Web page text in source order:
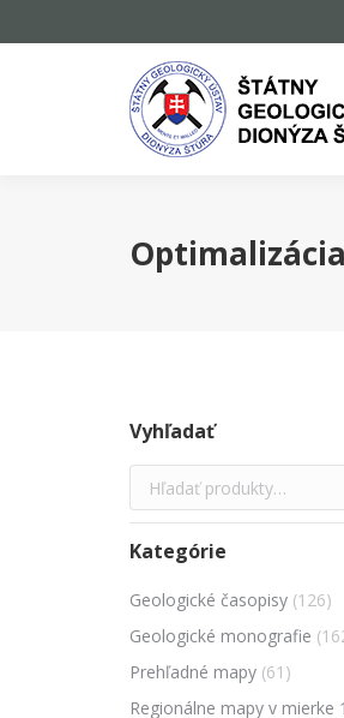
Vyhľadať
Kategórie
Geologické časopisy (126)
Geologické monografie
Prehľadné mapy (61)
Regionálne mapy v mierke